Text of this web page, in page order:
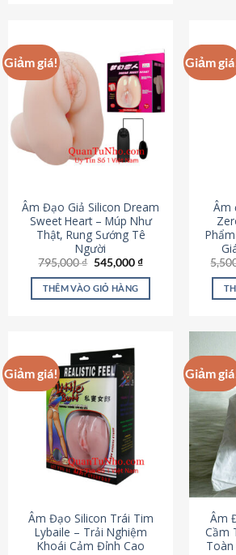
Giảm giá!
Âm Đạo Giả Silicon Dream
Sweet Heart – Múp Như
Thật, Rung Sướng Tê
Người
795,000₫ Giá
là:
795,000 ₫.
545,000₫Giá
tại
545,000 ₫.
THÊM VÀO GIỎ HÀNG
Giảm
Âm
Giảm giá!
Âm Đạo Silicon Trái Tim
Lybaile – Trải Nghiệm
Khoái Cảm Đỉnh Cao
Giảm
Âm
Cầm